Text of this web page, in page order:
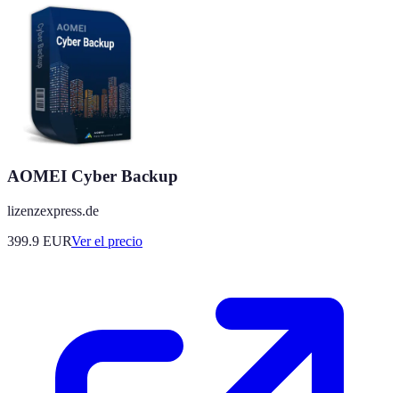
AOMEI Cyber Backup
lizenzexpress.de
399.9 EURVer el precio